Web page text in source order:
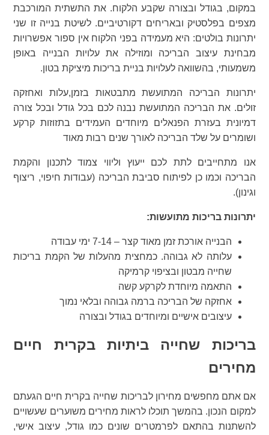
במקום, בגודל ובצורה שקבע הלקוח. את התשתית המורכבת
מצפים בפלסטיק ובאריחים דקורטיביים. לשיטת בנייה זו שני
יתרונות בולטים: היא מעמידה בפני הלקוח אין ספור אפשרויות
מבחינת עיצוב הבריכה ומוזילה את עלויות הבנייה באופן
משמעותי, בהשוואה לעלויות בניית בריכות מיציקת בטון.
יתרונות הבריכה המתועשת מתבטאות בזמן,עלות ואחזקה
זולים. את הבריכה המתועשת נבנה לכם בכל גודל ובכל צורה
דמיונית בעזרת הפנאלים מיוחדים העמידים בתזוזות קרקע
ושומרים על שלד הבריכה לאורך שנים רבות מאוד
אנו מתחייבים לתת לכם ייעוץ וליווי צמוד לתכנון והקמת
הבריכה וכמו כן לפיתוח סביבת הבריכה (עבודות חיפוי, ריצוף
וגינון).
יתרונות בריכות מתועשות:
הבנייה אורכת זמן מאוד קצר – 7-14 ימי עבודה
עלותה לא גבוהה. כמחצית מהעלות של הקמת בריכות
שחייה מבטון ובציפוי קרמיקה
התאמה מיוחדת לקרקע קשה
אחזקה של הבריכה ברמה גבוהה ובלאי נמוך
עיצובים אישיים ומיוחדים בגודל ובצורה
בריכות שחייה ביתיות בקרית חיים
מחירים
אם אתם מחפשים מחירון לבריכות שחייה בקרית חיים הגעתם
למקום הנכון. בהמשך תוכלו לראות מחירים משוערים שעשויים
להשתנות בהתאם לפרמטרים שונים כמו גודל, עיצוב אישי,